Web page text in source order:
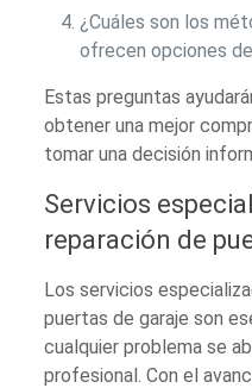
¿Cuáles son los
ofrecen opciones
Estas preguntas
obtener una mejor
tomar una decisión
Servicios
reparación de
Los servicios
puertas de garaje son
cualquier problema se
profesional. Con el